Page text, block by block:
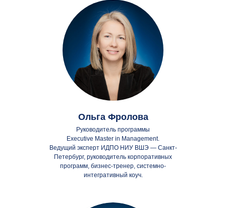
Ольга Фролова
Руководитель программы
Executive Master in Management.
Ведущий эксперт ИДПО НИУ ВШЭ — Санкт-
Петербург, руководитель корпоративных
программ, бизнес-тренер, системно-
интегративный коуч.